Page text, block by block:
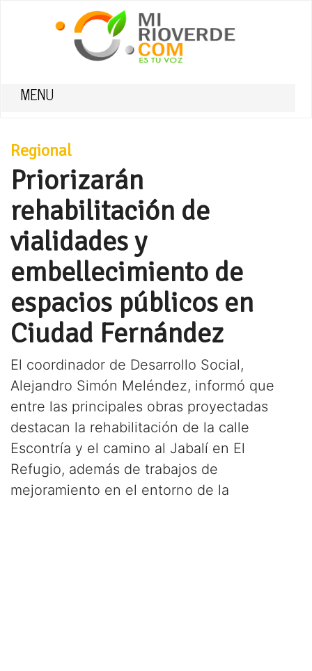
MENU
Regional
Priorizarán
rehabilitación de
vialidades y
embellecimiento de
espacios públicos en
Ciudad Fernández
El coordinador de Desarrollo Social,
Alejandro Simón Meléndez, informó que
entre las principales obras proyectadas
destacan la rehabilitación de la calle
Escontría y el camino al Jabalí en El
Refugio, además de trabajos de
mejoramiento en el entorno de la